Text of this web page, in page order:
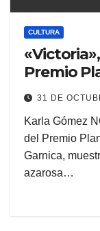
CULTURA
Premio
31 DE
Karla Gómez
del Premio
Garnica,
azarosa…